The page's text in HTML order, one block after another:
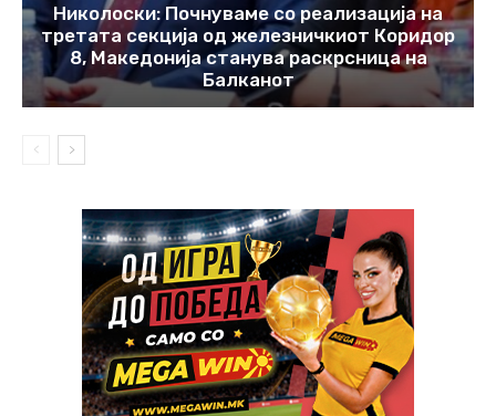
Николоски: Почнуваме со реализација на
третата секција од железничкиот Коридор
8, Македонија станува раскрсница на
Балканот